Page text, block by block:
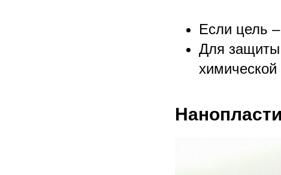
Если цель
Для защиты
химической